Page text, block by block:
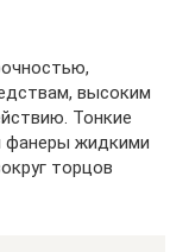
высоким
Тонкие
фанеры жидкими
торцов